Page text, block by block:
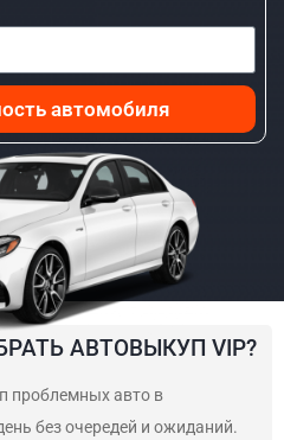
автомобиля
АВТОВЫКУП VIP?
проблемных авто в
без очередей и ожиданий.